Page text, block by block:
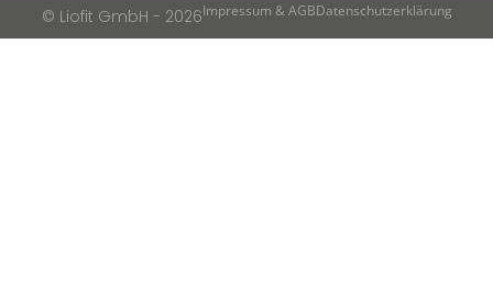
© Liofit GmbH - 2026Impressum & AGBDatenschutzerklärung